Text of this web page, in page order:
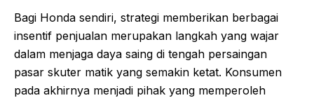
Bagi Honda sendiri, strategi memberikan berbagai
insentif penjualan merupakan langkah yang wajar
dalam menjaga daya saing di tengah persaingan
pasar skuter matik yang semakin ketat. Konsumen
pada akhirnya menjadi pihak yang memperoleh